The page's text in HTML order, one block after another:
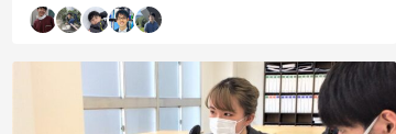
晴らしく、年齢や学年関係なく刺激をもらっていまし
た。 困難なことを経験することをポジティブにとら
く姿が楽しみですし、自分も負けないように一緒に頑
張っていきたいと思いました！3日間お疲れ様でし
た！